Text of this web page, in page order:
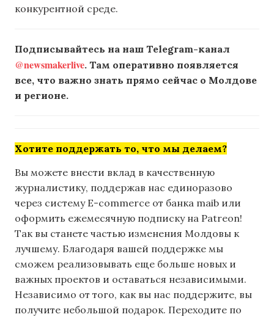
конкурентной среде.
Подписывайтесь на наш Telegram-канал
@newsmakerlive. Там оперативно появляется
все, что важно знать прямо сейчас о Молдове
и регионе.
Хотите поддержать то, что мы делаем?
Вы можете внести вклад в качественную
журналистику, поддержав нас единоразово
через систему E-commerce от банка maib или
оформить ежемесячную подписку на Patreon!
Так вы станете частью изменения Молдовы к
лучшему. Благодаря вашей поддержке мы
сможем реализовывать еще больше новых и
важных проектов и оставаться независимыми.
Независимо от того, как вы нас поддержите, вы
получите небольшой подарок. Переходите по